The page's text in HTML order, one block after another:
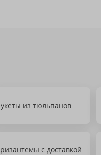
из тюльпанов
с доставкой